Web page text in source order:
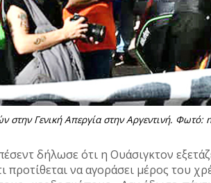
στην Γενική Απεργία στην Αργεντινή.
δήλωσε ότι η Ουάσιγκτον
προτίθεται να αγοράσει μέρος του